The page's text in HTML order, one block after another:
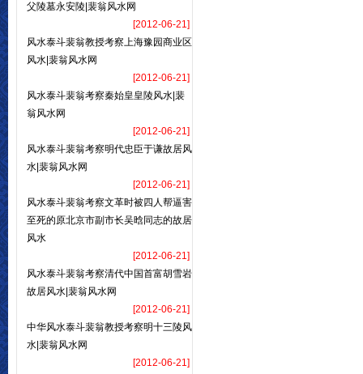
父陵墓永安陵|裴翁风水网
[2012-06-21]
风水泰斗裴翁教授考察上海豫园商业区
风水|裴翁风水网
[2012-06-21]
风水泰斗裴翁考察秦始皇皇陵风水|裴
翁风水网
[2012-06-21]
风水泰斗裴翁考察明代忠臣于谦故居风
水|裴翁风水网
[2012-06-21]
风水泰斗裴翁考察文革时被四人帮逼害
至死的原北京市副市长吴晗同志的故居
风水
[2012-06-21]
风水泰斗裴翁考察清代中国首富胡雪岩
故居风水|裴翁风水网
[2012-06-21]
中华风水泰斗裴翁教授考察明十三陵风
水|裴翁风水网
[2012-06-21]